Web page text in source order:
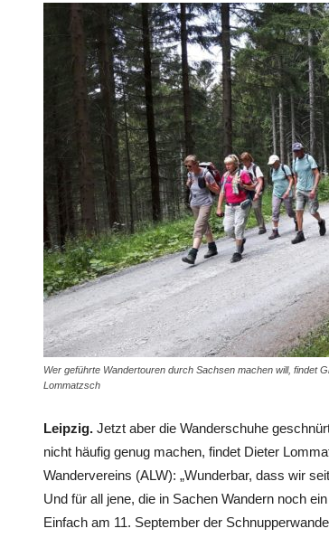
Wer geführte Wandertouren durch Sachsen machen will, findet
Lommatzsch
Leipzig. Jetzt aber die Wanderschuhe
nicht häufig genug machen, findet Dieter
Wandervereins (ALW): „Wunderbar, dass wir
Und für all jene, die in Sachen Wandern noch
Einfach am 11. September der